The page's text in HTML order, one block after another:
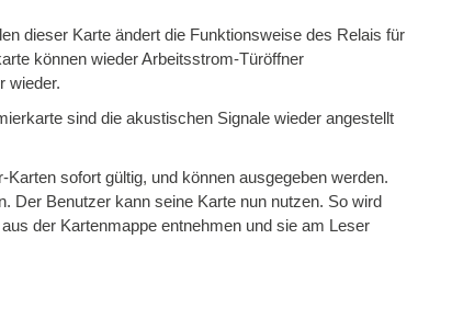
dieser Karte ändert die Funktionsweise des Relais für
können wieder Arbeitsstrom-Türöffner
wieder.
sind die akustischen Signale wieder angestellt
sofort gültig, und können ausgegeben werden.
Der Benutzer kann seine Karte nun nutzen. So wird
der Kartenmappe entnehmen und sie am Leser